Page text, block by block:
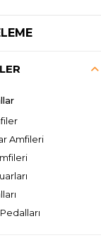
Amfileri